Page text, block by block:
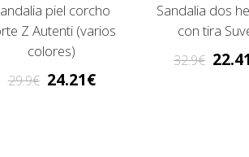
piel corcho
Z Autenti (varios
colores)
29.9 24.21
Sandalia dos
con tira
32.9 22.41